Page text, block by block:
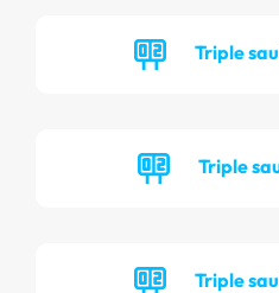
Triple
Triple
Triple